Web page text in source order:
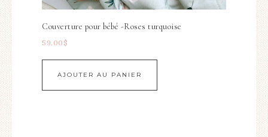
Couverture pour bébé -Roses turquoise
59.00 $
AJOUTER AU PANIER